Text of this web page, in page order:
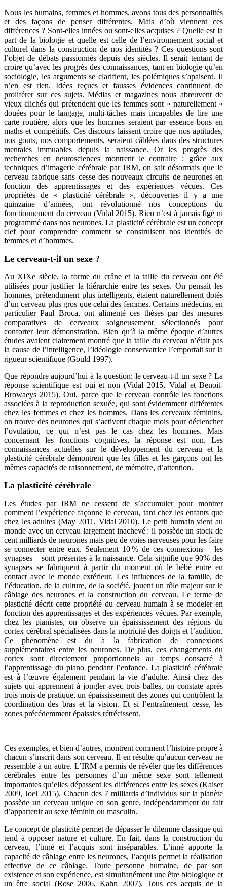
Nous les humains, femmes et hommes, avons tous des personnalités
et des façons de penser différentes. Mais d’où viennent ces
différences ? Sont-elles innées ou sont-elles acquises ? Quelle est la
part de la biologie et quelle est celle de l’environnement social et
culturel dans la construction de nos identités ? Ces questions sont
l’objet de débats passionnés depuis des siècles. Il serait tentant de
croire qu’avec les progrès des connaissances, tant en biologie qu’en
sociologie, les arguments se clarifient, les polémiques s’apaisent. Il
n’en est rien. Idées reçues et fausses évidences continuent de
proliférer sur ces sujets. Médias et magazines nous abreuvent de
vieux clichés qui prétendent que les femmes sont « naturellement »
douées pour le langage, multi-tâches mais incapables de lire une
carte routière, alors que les hommes seraient par essence bons en
maths et compétitifs. Ces discours laissent croire que nos aptitudes,
nos gouts, nos comportements, seraient câblées dans des structures
mentales immuables depuis la naissance. Or les progrès des
recherches en neurosciences montrent le contraire : grâce aux
techniques d’imagerie cérébrale par IRM, on sait désormais que le
cerveau fabrique sans cesse des nouveaux circuits de neurones en
fonction des apprentissages et des expériences vécues. Ces
propriétés de « plasticité cérébrale », découvertes il y a une
quinzaine d’années, ont révolutionné nos conceptions du
fonctionnement du cerveau (Vidal 2015). Rien n’est à jamais figé ni
programmé dans nos neurones. La plasticité cérébrale est un concept
clef pour comprendre comment se construisent nos identités de
femmes et d’hommes.
Le cerveau-t-il un sexe ?
Au XIXe siècle, la forme du crâne et la taille du cerveau ont été
utilisées pour justifier la hiérarchie entre les sexes. On pensait les
hommes, prétendument plus intelligents, étaient naturellement dotés
d’un cerveau plus gros que celui des femmes. Certains médecins, en
particulier Paul Broca, ont alimenté ces thèses par des mesures
comparatives de cerveaux soigneusement sélectionnés pour
conforter leur démonstration. Bien qu’à la même époque d’autres
études avaient clairement montré que la taille du cerveau n’était pas
la cause de l’intelligence, l’idéologie conservatrice l’emportait sur la
rigueur scientifique (Gould 1997).
Que répondre aujourd’hui à la question: le cerveau-t-il un sexe ? La
réponse scientifique est oui et non (Vidal 2015, Vidal et Benoit-
Browaeys 2015). Oui, parce que le cerveau contrôle les fonctions
associées à la reproduction sexuée, qui sont évidemment différentes
chez les femmes et chez les hommes. Dans les cerveaux féminins,
on trouve des neurones qui s’activent chaque mois pour déclencher
l’ovulation, ce qui n’est pas le cas chez les hommes. Mais
concernant les fonctions cognitives, la réponse est non. Les
connaissances actuelles sur le développement du cerveau et la
plasticité cérébrale démontrent que les filles et les garçons ont les
mêmes capacités de raisonnement, de mémoire, d’attention.
La plasticité cérébrale
Les études par IRM ne cessent de s’accumuler pour montrer
comment l’expérience façonne le cerveau, tant chez les enfants que
chez les adultes (May 2011, Vidal 2010). Le petit humain vient au
monde avec un cerveau largement inachevé : il possède un stock de
cent milliards de neurones mais peu de voies nerveuses pour les faire
se connecter entre eux. Seulement 10 % de ces connexions – les
synapses – sont présentes à la naissance. Cela signifie que 90% des
synapses se fabriquent à partir du moment où le bébé entre en
contact avec le monde extérieur. Les influences de la famille, de
l’éducation, de la culture, de la société, jouent un rôle majeur sur le
câblage des neurones et la construction du cerveau. Le terme de
plasticité décrit cette propriété du cerveau humain à se modeler en
fonction des apprentissages et des expériences vécues. Par exemple,
chez les pianistes, on observe un épaississement des régions du
cortex cérébral spécialisées dans la motricité des doigts et l’audition.
Ce phénomène est du à la fabrication de connexions
supplémentaires entre les neurones. De plus, ces changements du
cortex sont directement proportionnels au temps consacré à
l’apprentissage du piano pendant l’enfance. La plasticité cérébrale
est à l’œuvre également pendant la vie d’adulte. Ainsi chez des
sujets qui apprennent à jongler avec trois balles, on constate après
trois mois de pratique, un épaississement des zones qui contrôlent la
coordination des bras et la vision. Et si l’entraînement cesse, les
zones précédemment épaissies rétrécissent.
Ces exemples, et bien d’autres, montrent comment l’histoire propre à
chacun s’inscrit dans son cerveau. Il en résulte qu’aucun cerveau ne
ressemble à un autre. L’IRM a permis de révéler que les différences
cérébrales entre les personnes d’un même sexe sont tellement
importantes qu’elles dépassent les différences entre les sexes (Kaiser
2009, Joel 2015). Chacun des 7 milliards d’individus sur la planète
possède un cerveau unique en son genre, indépendamment du fait
d’appartenir au sexe féminin ou masculin.
Le concept de plasticité permet de dépasser le dilemme classique qui
tend à opposer nature et culture. En fait, dans la construction du
cerveau, l’inné et l’acquis sont inséparables. L’inné apporte la
capacité de câblage entre les neurones, l’acquis permet la réalisation
effective de ce câblage. Toute personne humaine, de par son
existence et son expérience, est simultanément une être biologique et
un être social (Rose 2006, Kahn 2007). Tous ces acquis de la